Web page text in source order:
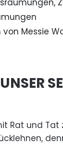
Messie
UNSER
Rat und Tat